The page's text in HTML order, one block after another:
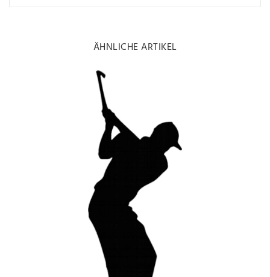
ÄHNLICHE ARTIKEL